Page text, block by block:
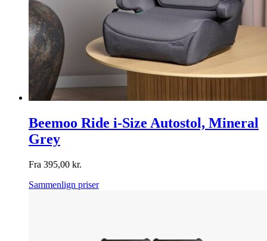
Beemoo Ride i-Size Autostol, Mineral
Grey
Fra 395,00 kr.
Sammenlign priser